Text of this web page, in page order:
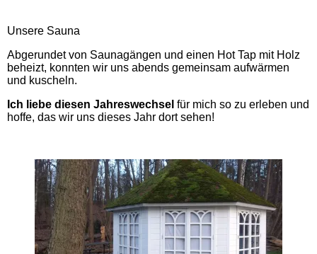
Unsere Sauna
Abgerundet von Saunagängen und einen Hot Tap mit Holz
beheizt, konnten wir uns abends gemeinsam aufwärmen
und kuscheln.
Ich liebe diesen Jahreswechsel für mich so zu erleben und
hoffe, das wir uns dieses Jahr dort sehen!